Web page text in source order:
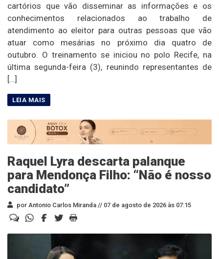
cartórios que vão disseminar as informações e os
conhecimentos relacionados ao trabalho de
atendimento ao eleitor para outras pessoas que vão
atuar como mesárias no próximo dia quatro de
outubro. O treinamento se iniciou no polo Recife, na
última segunda-feira (3), reunindo representantes de
[…]
Raquel Lyra descarta palanque
para Mendonça Filho: “Não é nosso
candidato”
por Antonio Carlos Miranda // 07 de agosto de 2026 às 07:15